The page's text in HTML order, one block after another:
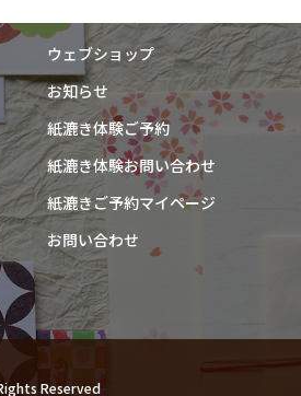
ウェブショップ
お知らせ
紙漉き体験ご予約
紙漉き体験お問い合わせ
紙漉きご予約マイページ
お問い合わせ
Reserved